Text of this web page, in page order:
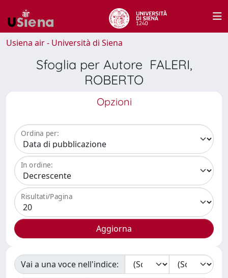
Usiena air - Università di Siena
Sfoglia per Autore FALERI,
ROBERTO
Opzioni
Ordina per:
In ordine:
Risultati/Pagina
Vai a una voce nell'indice: